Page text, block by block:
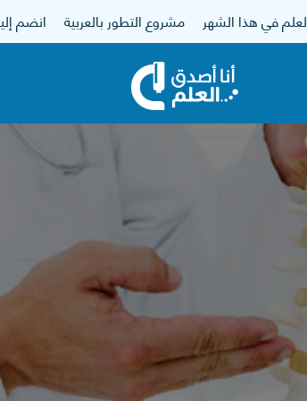
في هذا الشهر مشروع التطور بالعربية انضم